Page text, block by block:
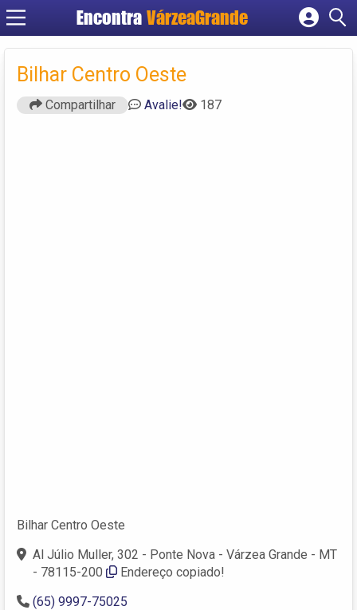
Encontra VárzeaGrande
Cadastrar empresa
Criar conta
Bilhar Centro Oeste
Compartilhar Avalie! 187
Bilhar Centro Oeste
Al Júlio Muller, 302 - Ponte Nova - Várzea Grande - MT
- 78115-200
Endereço copiado!
(65) 9997-75025